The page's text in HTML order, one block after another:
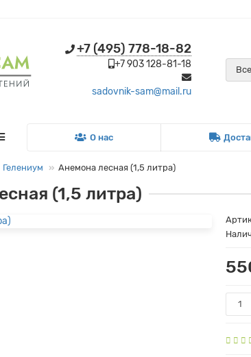
+7 (495) 778-18-82
+7 903 128-81-18
sadovnik-sam@mail.ru
О нас
Гелениум Анемона лесная (1,5 литра)
(1,5 литра)